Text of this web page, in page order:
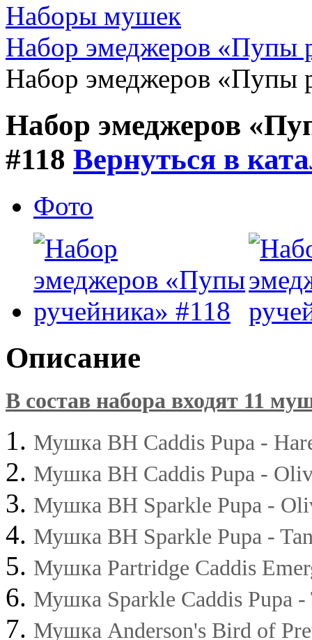
Наборы мушек
Набор эмеджеров «Пупы
Набор эмеджеров «Пупы
Набор эмеджеров
#118 Вернуться в
Фото
Описание
В состав набора входят 11
Мушка BH Caddis Pupa -
Мушка BH Caddis Pupa -
Мушка BH Sparkle Pupa -
Мушка BH Sparkle Pupa -
Мушка Partridge Caddis
Мушка Sparkle Caddis Pupa -
Мушка Anderson's Bird of